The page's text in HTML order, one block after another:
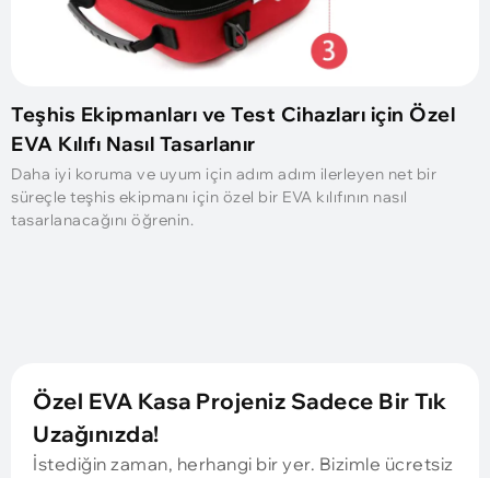
Teşhis Ekipmanları ve Test Cihazları için Özel
EVA Kılıfı Nasıl Tasarlanır
Daha iyi koruma ve uyum için adım adım ilerleyen net bir
süreçle teşhis ekipmanı için özel bir EVA kılıfının nasıl
tasarlanacağını öğrenin.
Özel EVA Kasa Projeniz Sadece Bir Tık
Uzağınızda!
İstediğin zaman, herhangi bir yer. Bizimle ücretsiz